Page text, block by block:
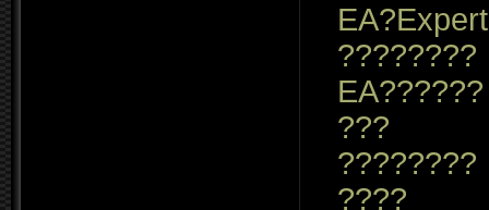
????????
EA??????
???
????????
????